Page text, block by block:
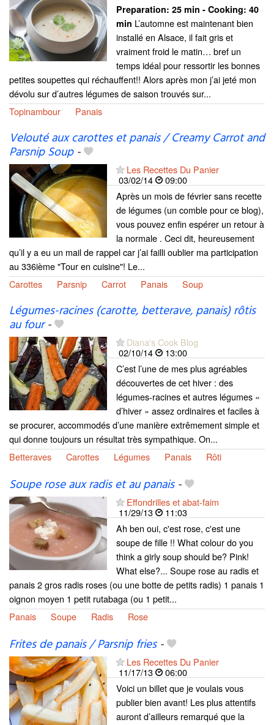
Preparation: 25 min - Cooking: 40
min L’automne est maintenant bien
installé en Alsace, il fait gris et
vraiment froid le matin… bref un
temps idéal pour ressortir les bonnes
petites soupettes qui réchauffent!! Alors après mon j’ai jeté mon
dévolu sur d’autres légumes de saison trouvés sur...
Topinambour
Panais
Velouté aux carottes et panais / Creamy Carrot and
Parsnip Soup-
Les Recettes Du Panier
03/02/14
09:00
Après un mois de février sans recette
de légumes (un comble pour ce blog),
vous pouvez enfin espérer un retour à
la normale . Ceci dit, heureusement
qu’il y a eu un mail de rappel car j’ai failli oublier ma participation
au 336ième "Tour en cuisine"! Le...
Carottes
Parsnip Carrot Panais Soup
Légumes-racines (carotte, betterave, panais) rôtis
au four-
Diana's Cook Blog
02/10/14
13:00
C’est l’une de mes plus agréables
découvertes de cet hiver : des
légumes-racines et autres légumes «
d’hiver » assez ordinaires et faciles à
se procurer, accommodés d’une manière extrêmement simple et
qui donne toujours un résultat très sympathique. On...
Betteraves
Carottes Légumes Panais Rôti
Soupe rose aux radis et au panais-
Effondrilles et abat-faim
11/29/13
11:03
Ah ben oui, c'est rose, c'est une
soupe de fille !! What colour do you
think a girly soup should be? Pink!
What else?... Soupe rose au radis et
panais 2 gros radis roses (ou une botte de petits radis) 1 panais 1
oignon moyen 1 petit rutabaga (ou 1 petit...
Panais
Soupe Radis Rose
Frites de panais / Parsnip fries-
Les Recettes Du Panier
11/17/13
06:00
Voici un billet que je voulais vous
publier bien avant! Les plus attentifs
auront d’ailleurs remarqué que la